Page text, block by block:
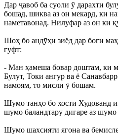
Дар ҷавоб ба суоли ӯ дарахти
бошад, шиква аз он мекард, ки
наметавонад. Нилуфар аз он ки
Шоҳ бо андӯҳи зиёд дар боғи
гуфт:
- Ман ҳамеша бовар доштам, ки
Булут, Токи ангур ва ё
намоям, то мисли ӯ бошам.
Шумо танҳо бо хости Худованд
шумо баландтару дигаре аз
Шумо шахсияти ягона ва